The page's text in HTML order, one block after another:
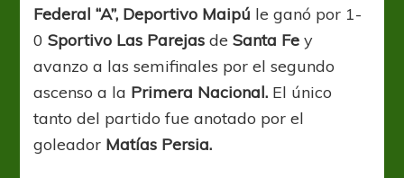
está
en
Federal “A”, Deportivo Maipú le ganó por 1-
0Sportivo Las ParejasdeSanta Fey
avanzo a las semifinales por el segundo
ascenso a la Primera Nacional. El único
tanto del partido fue anotado por el
goleador Matías Persia.